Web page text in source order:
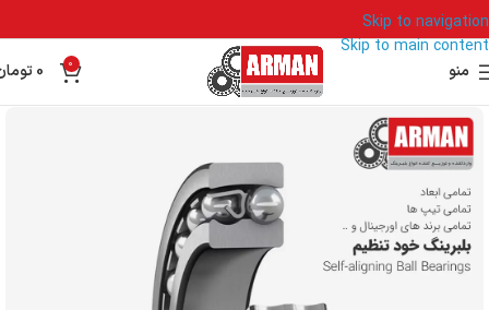
Skip to navigation
Skip to main content
منو
0
0